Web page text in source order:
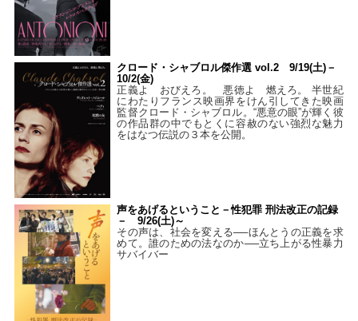
クロード・シャブロル傑作選 vol.2 9/19(土)－
10/2(金)
正義よ おびえろ。 悪徳よ 燃えろ。 半世紀
にわたりフランス映画界をけん引してきた映画
監督クロード・シャブロル。“悪意の眼”が輝く彼
の作品群の中でもとくに容赦のない強烈な魅力
をはなつ伝説の３本を公開。
声をあげるということ－性犯罪 刑法改正の記録
－ 9/26(土)～
その声は、社会を変える──ほんとうの正義を求
めて。誰のための法なのか──立ち上がる性暴力
サバイバー